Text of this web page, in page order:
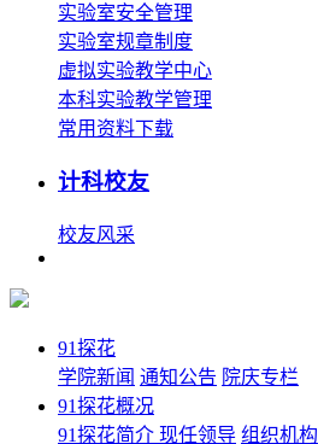
实验室安全管理
实验室规章制度
虚拟实验教学中心
本科实验教学管理
常用资料下载
计科校友
校友风采
91探花
学院新闻 通知公告 院庆专栏
91探花概况
91探花简介 现任领导 组织机构